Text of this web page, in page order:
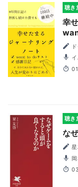
聴き
幸
き
年
続
聴き
な